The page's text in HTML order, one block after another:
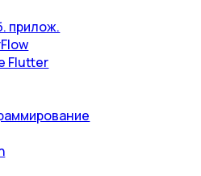
прилож.
Flutter